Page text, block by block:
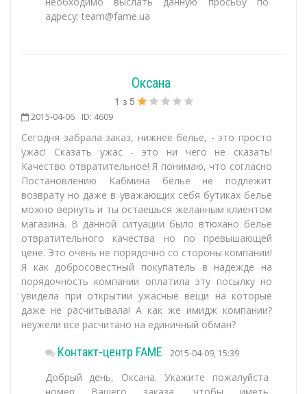
адресу: team@fame.ua
Оксана
1 з 5
2015-04-06 ID: 4609
Сегодня забрала заказ, нижнее белье, - это просто
ужас! Сказать ужас - это ни чего не сказать!
Качество отвратительное! Я понимаю, что согласно
Постановлению Кабмина белье не подлежит
возврату но даже в уважающих себя бутиках белье
можно вернуть и ты остаешься желанным клиентом
магазина. В данной ситуации было втюхано белье
отвратительного качества но по превышающей
цене. Это очень не порядочно со стороны компании!
Я как добросовестный покупатель в надежде на
порядочность компании оплатила эту посылку но
увидела при открытии ужасные вещи на которые
даже не расчитывала! А как же имидж компании?
неужели все расчитано на единичный обман?
Контакт-центр FAME 2015-04-09, 15:39
Добрый день, Оксана. Укажите пожалуйста